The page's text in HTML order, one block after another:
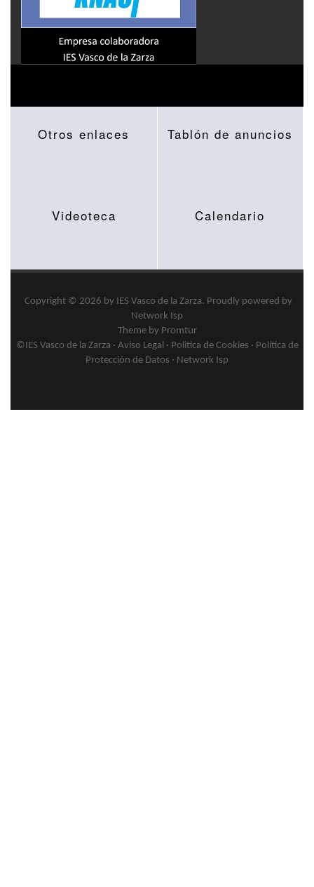
Otros enlaces Tablón de anuncios
Videoteca Calendario
Copyright © 2026 by IES Vasco de la Zarza. Proudly powered by
Network Isp
Theme by Promtur
©IES Vasco de la Zarza · Aviso Legal · Politica de Cookies · Política de
Protección de Datos · Network Isp